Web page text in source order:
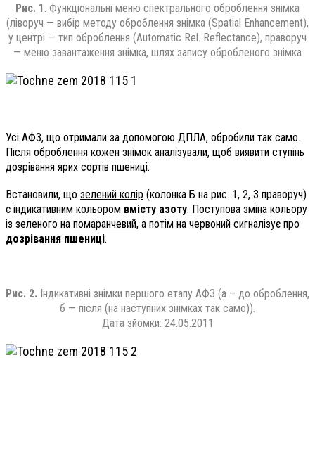
Рис. 1. Функціональні меню спектрального оброблення знімка
(ліворуч — вибір методу оброблення знімка (Spatial Enhancement),
у центрі — тип оброблення (Automatic Rel. Reflectance), праворуч
— меню завантаження знімка, шлях запису обробленого знімка
Усі АФЗ, що отримали за допомогою ДПЛА, обробили так само.
Після оброблення кожен знімок аналізували, щоб виявити ступінь
дозрівання ярих сортів пшениці.
Встановили, що зелений колір (колонка Б на рис. 1, 2, 3 праворуч)
є індикативним кольором вмісту азоту. Поступова зміна кольору
із зеленого на помаранчевий, а потім на червоний сигналізує про
дозрівання пшениці.
Рис. 2. Індикативні знімки першого етапу АФЗ (а – до оброблення,
б — після (на наступних знімках так само)).
Дата зйомки: 24.05.2011